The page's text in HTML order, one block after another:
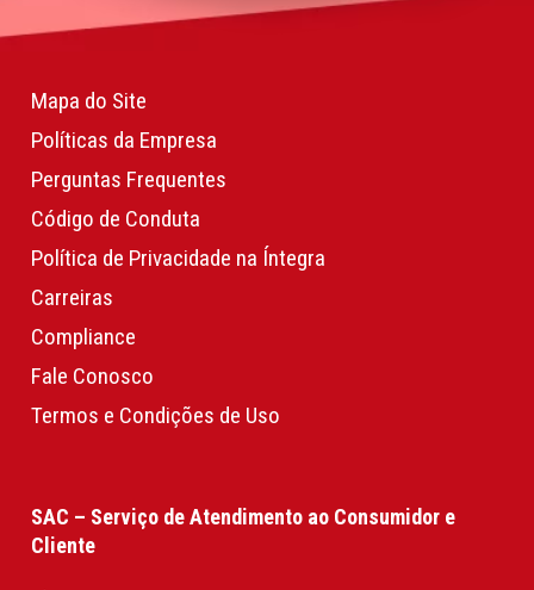
Mapa do Site
Políticas da Empresa
Perguntas Frequentes
Código de Conduta
Política de Privacidade na Íntegra
Carreiras
Compliance
Fale Conosco
Termos e Condições de Uso
SAC – Serviço de Atendimento ao Consumidor e
Cliente